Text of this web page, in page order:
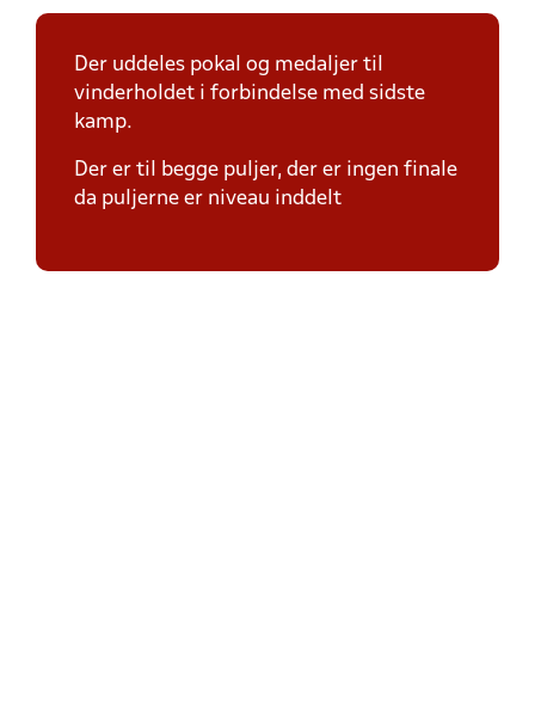
Der uddeles pokal og medaljer til
vinderholdet i forbindelse med sidste
kamp.
Der er til begge puljer, der er ingen finale
da puljerne er niveau inddelt